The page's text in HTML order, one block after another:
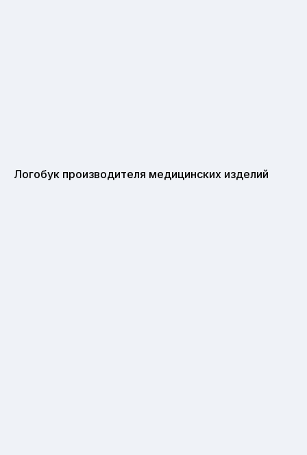
Логобук производителя медицинских изделий